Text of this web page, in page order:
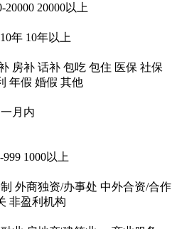
20000 20000以上
年 10年以上
房补 话补 包吃 包住 医保 社保
年假 婚假 其他
一月内
999 1000以上
外商独资/办事处 中外合资/合作
非盈利机构